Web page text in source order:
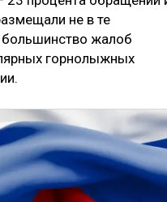
не в те
жалоб
горнолыжных